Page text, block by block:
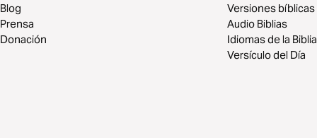
Blog
Prensa
Donación
Versiones bíblicas
Audio Biblias
Idiomas de la Biblia
Versículo del Día